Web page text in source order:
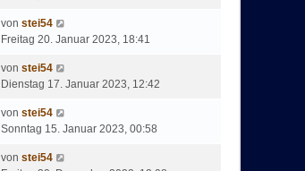
von stei54
Freitag 20. Januar 2023, 18:41
von stei54
Dienstag 17. Januar 2023, 12:42
von stei54
Sonntag 15. Januar 2023, 00:58
von stei54